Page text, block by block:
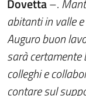
Dovetta–.
abitanti in valle
Auguro buon
sarà certamente
colleghi e
contare sul